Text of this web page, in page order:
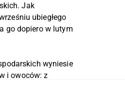
Jak
ubiegłego
go dopiero w lutym
wyniesie
i owoców: z
wskazując na